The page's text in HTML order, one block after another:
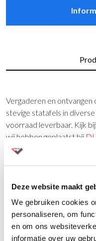
Deze website maakt
We gebruiken cookies
personaliseren, om
en om ons
informatie over uw
Vergaderen en
stevige statafels in
voorraad leverbaar. Kijk
wij hebben geplaatst bij
Uit voorraad leverbaar in
Bladkleuren: Wit,
200 x 60 cm., 80 x 80 cm.,
80 cm.